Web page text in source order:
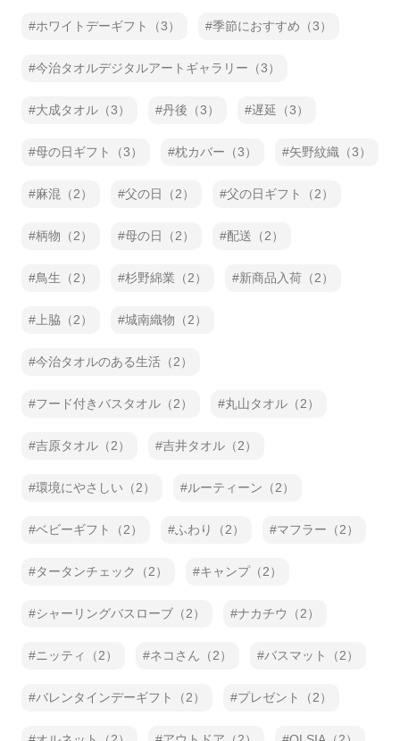
ホワイトデーギフト（3） 季節におすすめ（3）
今治タオルデジタルアートギャラリー（3）
大成タオル（3） 丹後（3） 遅延（3）
母の日ギフト（3） 枕カバー（3） 矢野紋織（3）
麻混（2） 父の日（2） 父の日ギフト（2）
柄物（2） 母の日（2） 配送（2）
鳥生（2） 杉野綿業（2） 新商品入荷（2）
上脇（2） 城南織物（2）
今治タオルのある生活（2）
フード付きバスタオル（2） 丸山タオル（2）
吉原タオル（2） 吉井タオル（2）
環境にやさしい（2） ルーティーン（2）
ベビーギフト（2） ふわり（2） マフラー（2）
タータンチェック（2） キャンプ（2）
シャーリングバスローブ（2） ナカチウ（2）
ニッティ（2） ネコさん（2） バスマット（2）
バレンタインデーギフト（2） プレゼント（2）